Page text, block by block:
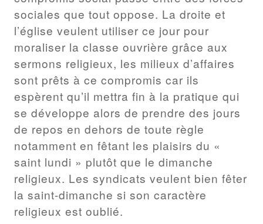
sociales que tout oppose. La droite et
l’église veulent utiliser ce jour pour
moraliser la classe ouvrière grâce aux
sermons religieux, les milieux d’affaires
sont prêts à ce compromis car ils
espèrent qu’il mettra fin à la pratique qui
se développe alors de prendre des jours
de repos en dehors de toute règle
notamment en fêtant les plaisirs du «
saint lundi » plutôt que le dimanche
religieux. Les syndicats veulent bien fêter
la saint-dimanche si son caractère
religieux est oublié.